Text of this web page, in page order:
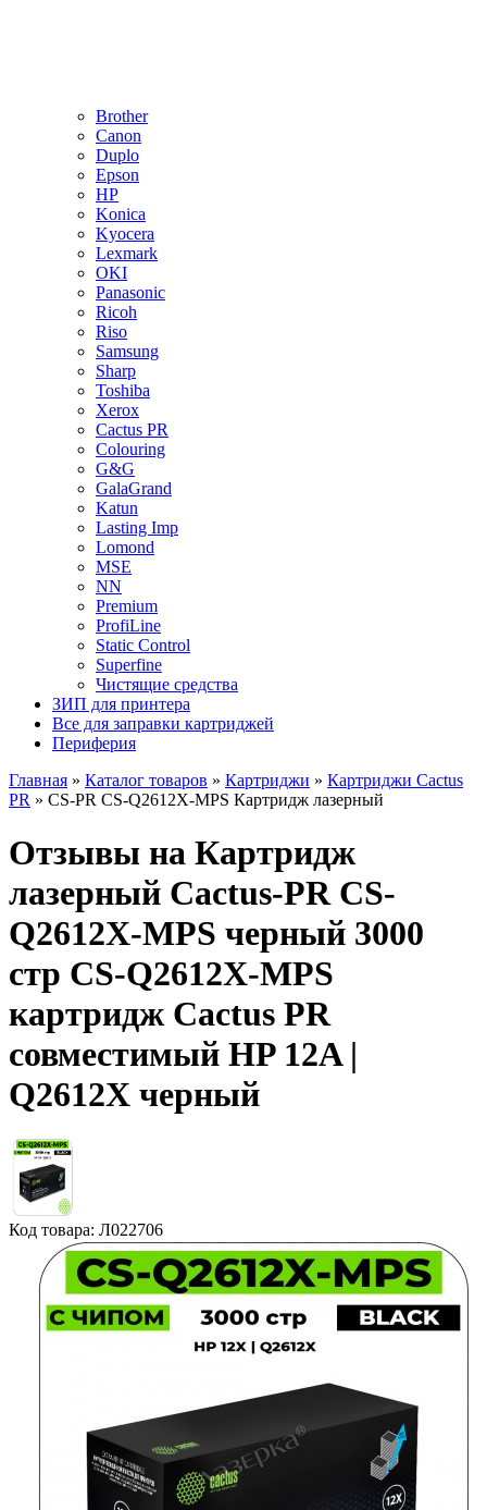
Brother
Canon
Duplo
Epson
HP
Konica
Kyocera
Lexmark
OKI
Panasonic
Ricoh
Riso
Samsung
Sharp
Toshiba
Xerox
Cactus PR
Colouring
G&G
GalaGrand
Katun
Lasting Imp
Lomond
MSE
NN
Premium
ProfiLine
Static Control
Superfine
Чистящие средства
ЗИП для принтера
Все для заправки картриджей
Периферия
Главная » Каталог товаров » Картриджи » Картриджи Cactus
PR » CS-PR CS-Q2612X-MPS Картридж лазерный
Отзывы на Картридж
лазерный Cactus-PR CS-
Q2612X-MPS черный 3000
стр CS-Q2612X-MPS
картридж Cactus PR
совместимый HP 12A |
Q2612X черный
Код товара: Л022706